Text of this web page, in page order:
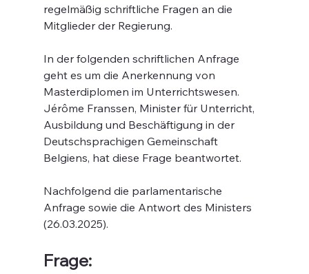
regelmäßig schriftliche Fragen an die
Mitglieder der Regierung.
In der folgenden schriftlichen Anfrage
geht es um die Anerkennung von
Masterdiplomen im Unterrichtswesen.
Jérôme Franssen, Minister für Unterricht,
Ausbildung und Beschäftigung in der
Deutschsprachigen Gemeinschaft
Belgiens, hat diese Frage beantwortet.
Nachfolgend die parlamentarische
Anfrage sowie die Antwort des Ministers
(26.03.2025).
Frage: